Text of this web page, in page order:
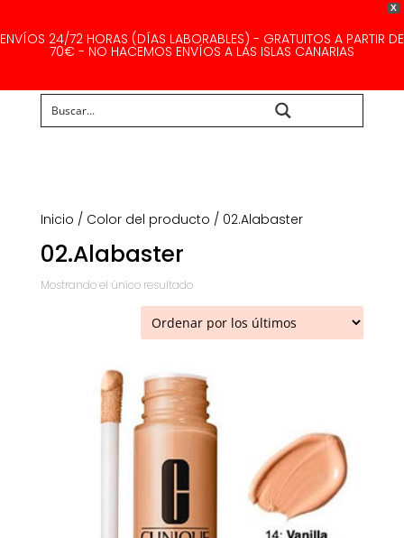
X
ENVÍOS 24/72 HORAS (DÍAS LABORABLES) - GRATUITOS A PARTIR DE
70€ - NO HACEMOS ENVÍOS A LAS ISLAS CANARIAS
Inicio / Color del producto / 02.Alabaster
02.Alabaster
Mostrando el único resultado